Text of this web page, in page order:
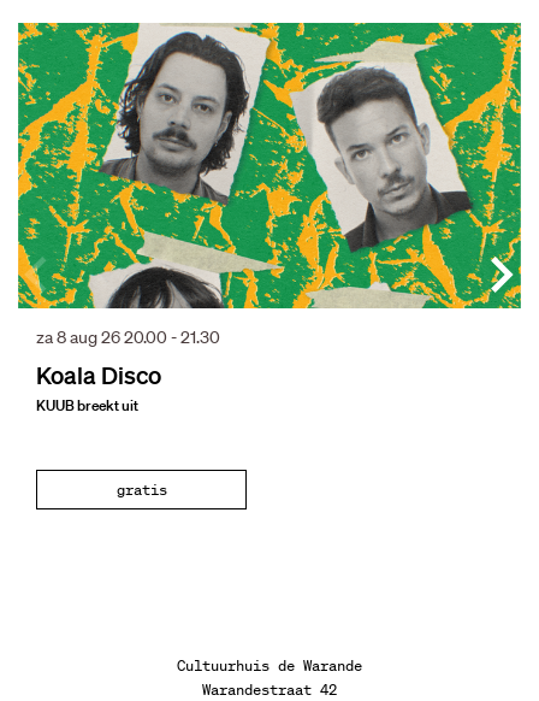
Koala Disco
KUUB breekt uit
za 8 aug 2620.00 - 21.30
gratis
Cultuurhuis de Warande
Warandestraat 42